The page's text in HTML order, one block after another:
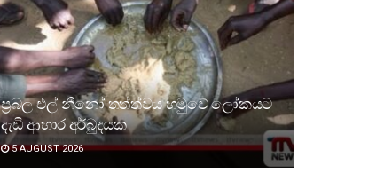
ප්‍රබල එල් නීනෝ තත්ත්වය හමුවේ ලෝකයට
දැඩි ආහාර අර්බුදයක
5 AUGUST 2026